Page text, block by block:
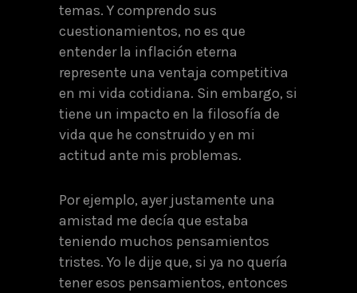
temas. Y comprendo sus
cuestionamientos, no es que
entender la inflación eterna
represente una ventaja competitiva
en mi vida cotidiana. Sin embargo, si
tiene un impacto en la filosofía de
vida que he construido y en mi
actitud ante mis problemas.
Por ejemplo, ayer justamente una
amistad me decía que estaba
teniendo muchos pensamientos
tristes. Yo le dije que, si ya no quería
tener esos pensamientos, entonces